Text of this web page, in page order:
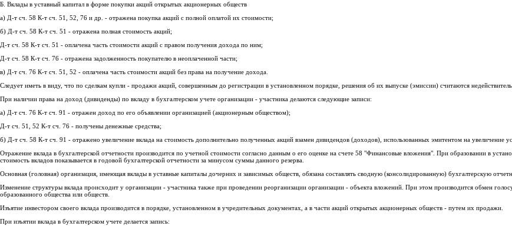
Б. Вклады в уставный капитал в форме покупки акций открытых акционерных обществ
а) Д-т сч. 58 К-т сч. 51, 52, 76 и др. - отражена покупка акций с полной оплатой их стоимости;
б) Д-т сч. 58 К-т сч. 51 - отражена полная стоимость акций;
Д-т сч. 58 К-т сч. 51 - оплачена часть стоимости акций с правом получения дохода по ним;
Д-т сч. 58 К-т сч. 76 - отражена задолженность покупателю в неоплаченной части;
в) Д-т сч. 76 К-т сч. 51, 52 - оплачена часть стоимости акций без права на получение дохода.
Следует иметь в виду, что по сделкам купли - продажи акций, совершенным до регистрации в установленном порядке, решения об их выпуске (эмиссии) считаются
При наличии права на доход (дивиденды) по вкладу в бухгалтерском учете организации - участника делаются следующие записи:
а) Д-т сч. 76 К-т сч. 91 - отражен доход по его объявлении организацией (акционерным обществом);
Д-т сч. 51, 52 К-т сч. 76 - получены денежные средства;
б) Д-т сч. 58 К-т сч. 91 - отражено увеличение вклада на стоимость дополнительно полученных акций взамен дивидендов (доходов), использованных эмитентом на увеличение
Отражение вклада в бухгалтерской отчетности производится по учетной стоимости согласно данным о его оценке на счете 58 "Финансовые вложения". При образовании в
стоимость вкладов показывается в годовой бухгалтерской отчетности за минусом суммы данного резерва.
Основная (головная) организация, имеющая вклады в уставные капиталы дочерних и зависимых обществ, обязана составлять сводную (консолидированную) бухгалтерскую
Изменение структуры вклада происходит у организации - участника также при проведении реорганизации организации - объекта вложений. При этом производится обмен
образованного общества или обществ.
Изъятие инвестором своего вклада производится в порядке, установленном в учредительных документах, а в части акций открытых акционерных обществ - путем их продажи.
При изъятии вклада в бухгалтерском учете делается запись: